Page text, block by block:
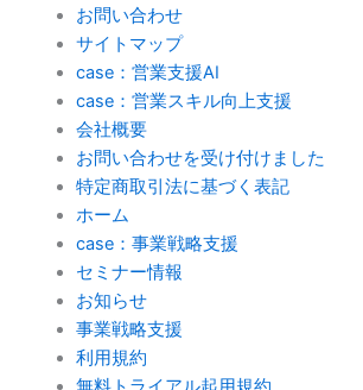
お問い合わせ
サイトマップ
case：営業支援AI
case：営業スキル向上支援
会社概要
お問い合わせを受け付けました
特定商取引法に基づく表記
ホーム
case：事業戦略支援
セミナー情報
お知らせ
事業戦略支援
利用規約